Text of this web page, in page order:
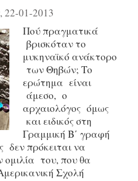
, 22-01-2013
Πού πραγματικά
βρισκόταν το
μυκηναϊκό ανάκτορο
των Θηβών; Το
ερώτημα είναι
άμεσο, ο
αρχαιολόγος όμως
και ειδικός στη
Γραμμική Β΄ γραφή
δεν πρόκειται να
ομιλία του, που θα
Σχολή